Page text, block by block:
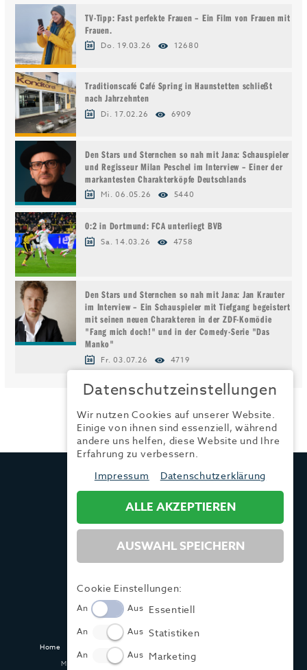
TV-Tipp: Fast perfekte Frauen – Ein Film von Frauen mit
Frauen.
Do. 19.03.26 12680
Traditionscafé Café Spring in Haunstetten schließt
nach Jahrzehnten
Di. 17.02.26 6909
Den Stars und Sternchen so nah mit Jana: Schauspieler
und Regisseur Milan Peschel im Interview – Einer der
markantesten Charakterköpfe Deutschlands
Mi. 06.05.26 5440
0:2 in Dortmund: FCA unterliegt BVB
Sa. 14.03.26 4758
Den Stars und Sternchen so nah mit Jana: Jan Krauter
im Interview – Ein Schauspieler mit Tiefgang begeistert
mit seinen neuen Charakteren in der ZDF-Komödie
"Fang mich doch!" und in der Comedy-Serie "Das
Manko"
Fr. 03.07.26 4719
TRENDYONE
Fax:
+49 (0) 821 / 99 82 34 41
Home Impressum
Made with ♥ in Dasing und Hamburg @ zwetschke.de
Datenschutzeinstellungen
Wir nutzen Cookies auf unserer Website.
Einige von ihnen sind essenziell, während
andere uns helfen, diese Website und Ihre
Erfahrung zu verbessern.
Impressum
Datenschutzerklärung
ALLE AKZEPTIEREN
AUSWAHL SPEICHERN
Cookie Einstellungen:
An Aus Essentiell
An Aus Statistiken
An Aus Marketing